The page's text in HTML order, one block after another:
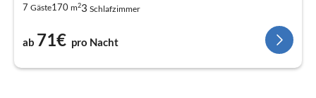
7 Gäste170 m23 Schlafzimmer
ab 71€ pro Nacht